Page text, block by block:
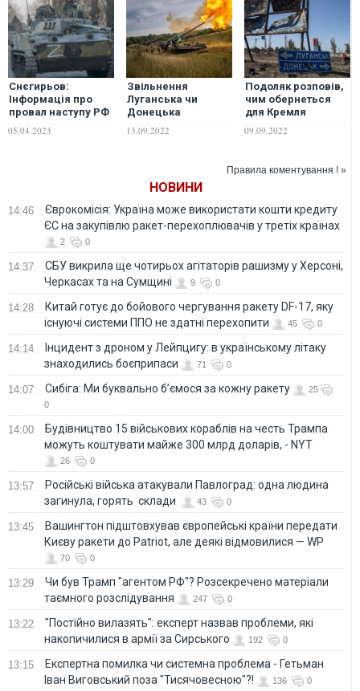
Снєгирьов:
Інформація про
провал наступу РФ
окупанти готуються
05.04.2023
Звільнення
Луганська чи
Донецька
доміно в Росії –
13.09.2022
Подоляк розповів,
чим обернеться
для Кремля
і Донецька
09.09.2022
Правила коментування ! »
НОВИНИ
14:46
Єврокомісія: Україна може використати кошти кредиту
ЄС на закупівлю ракет-перехоплювачів у третіх країнах
2 0
14:37
СБУ викрила ще чотирьох агітаторів рашизму у Херсоні,
Черкасах та на Сумщині
9 0
14:28
Китай готує до бойового чергування ракету DF-17, яку
існуючі системи ППО не здатні перехопити
45 0
14:14
Інцидент з дроном у Лейпцигу: в українському літаку
знаходились боєприпаси
71 0
14:07 Сибіга: Ми буквально б’ємося за кожну ракету
25
0
14:00
Будівництво 15 військових кораблів на честь Трампа
можуть коштувати майже 300 млрд доларів, - NYT
26 0
13:57
Російські війська атакували Павлоград: одна людина
загинула, горять склади
43 0
13:45
Вашингтон підштовхував європейські країни передати
Києву ракети до Patriot, але деякі відмовилися — WP
70 0
13:29
Чи був Трамп "агентом РФ"? Розсекречено матеріали
таємного розслідування
247 0
13:22
"Постійно вилазять": експерт назвав проблеми, які
накопичилися в армії за Сирського
192 0
13:15
Eкспертна помилка чи системна проблема - Гетьман
Іван Виговський поза "Тисячовесною"?!
136 0